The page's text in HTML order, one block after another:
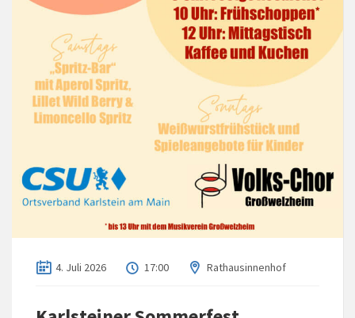
4. Juli 2026 17:00 Rathausinnenhof